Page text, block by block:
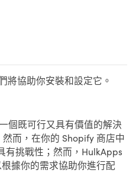
將協助你安裝和設定它。
個既可行又具有價值的解決
而，在你的 Shopify 商店中
有挑戰性；然而，HulkApps
據你的需求協助你進行配